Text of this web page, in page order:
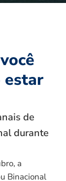
estar
de
durante
a
Binacional